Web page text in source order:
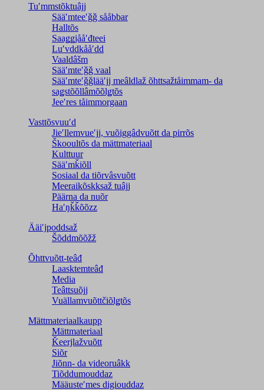
Tuʹmmstõktuâjj
Sääʹmteeʹǧǧ sååbbar
Halltõs
Saaǥǥjååʹđteei
Luʹvddkååʹdd
Vaaldâšm
Sääʹmteʹǧǧ vaal
Sääʹmteʹǧǧlääʹjj meâldlaž õhttsažtåimmam- da
saǥstõõllâmõõlǥtõs
Jeeʹres tåimmorgaan
Vasttõsvuuʹd
Jieʹllemvueʹjj, vuõiggâdvuõtt da pirrõs
Škooultõs da mättmateriaal
Kulttuur
Sääʹmǩiõll
Sosiaal da tiõrvâsvuõtt
Meeraikõskksaž tuâjj
Päärna da nuõr
Haʹŋǩǩõõzz
Ääiʹjpoddsaž
Šõddmõõžž
Õhttvuõtt-teâđ
Laasktemteâđ
Media
Teâttsuõjj
Vuällamvuõttčiõlǥtõs
Mättmateriaalkaupp
Mättmateriaal
Ǩeerjlažvuõtt
Siõr
Jiõnn- da videoruâkk
Tiõddumouddaz
Määusteʹmes digiouddaz